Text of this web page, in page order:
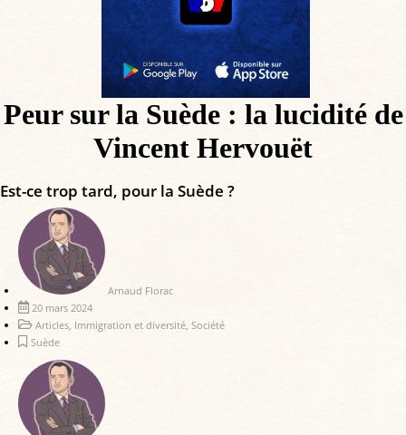
Peur sur la Suède : la lucidité de
Vincent Hervouët
Est-ce trop tard, pour la Suède ?
Arnaud Florac
20 mars 2024
Articles, Immigration et diversité, Société
Suède